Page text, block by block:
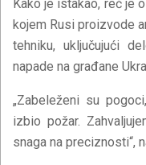
Kako je istakao, reč je
kojem Rusi proizvode
tehniku, uključujući
napade na građane
„Zabeleženi su
izbio požar.
snaga na preciznosti“,